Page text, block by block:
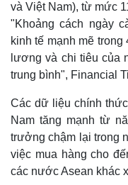
và Việt Nam), từ mức
"Khoảng cách ngày
kinh tế mạnh mẽ
lương và chi tiêu của
trung bình", Financial
Các dữ liệu chính
Nam tăng mạnh từ
trưởng chậm lại trong
việc mua hàng cho
các nước Asean khác